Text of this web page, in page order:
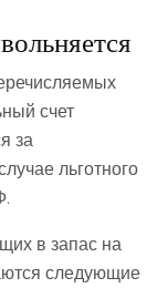
счет
за
льготного
в запас на
следующие